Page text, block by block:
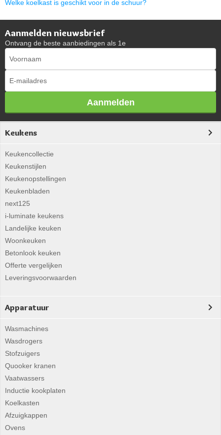
Welke koelkast is geschikt voor in de schuur?
Aanmelden nieuwsbrief
Ontvang de beste aanbiedingen als 1e
Aanmelden
Keukens
Keukencollectie
Keukenstijlen
Keukenopstellingen
Keukenbladen
next125
i-luminate keukens
Landelijke keuken
Woonkeuken
Betonlook keuken
Offerte vergelijken
Leveringsvoorwaarden
Apparatuur
Wasmachines
Wasdrogers
Stofzuigers
Quooker kranen
Vaatwassers
Inductie kookplaten
Koelkasten
Afzuigkappen
Ovens